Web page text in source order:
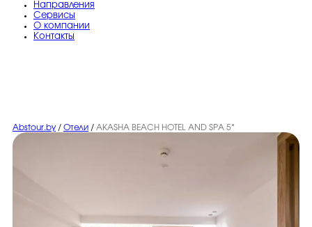
Направления
Сервисы
O компании
Контакты
Abstour.by / Отели / AKASHA BEACH HOTEL AND SPA 5*